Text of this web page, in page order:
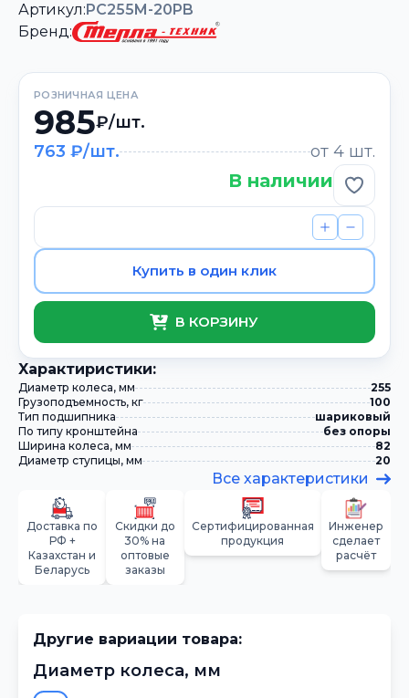
Артикул:PC255M-20PB
Бренд:
РОЗНИЧНАЯ ЦЕНА
985₽/шт.
763 ₽/шт.
от 4 шт.
В наличии
Купить в один клик
В КОРЗИНУ
Xарактиристики:
Диаметр колеса, мм
255
Грузоподъемность, кг
100
Тип подшипника
шариковый
По типу кронштейна
без опоры
Ширина колеса, мм
82
Диаметр ступицы, мм
20
Все характеристики
Доставка по
РФ +
Казахстан и
Беларусь
Скидки до
30% на
оптовые
заказы
Сертифицированная
продукция
Инженер
сделает
расчёт
Другие вариации товара:
Диаметр колеса, мм